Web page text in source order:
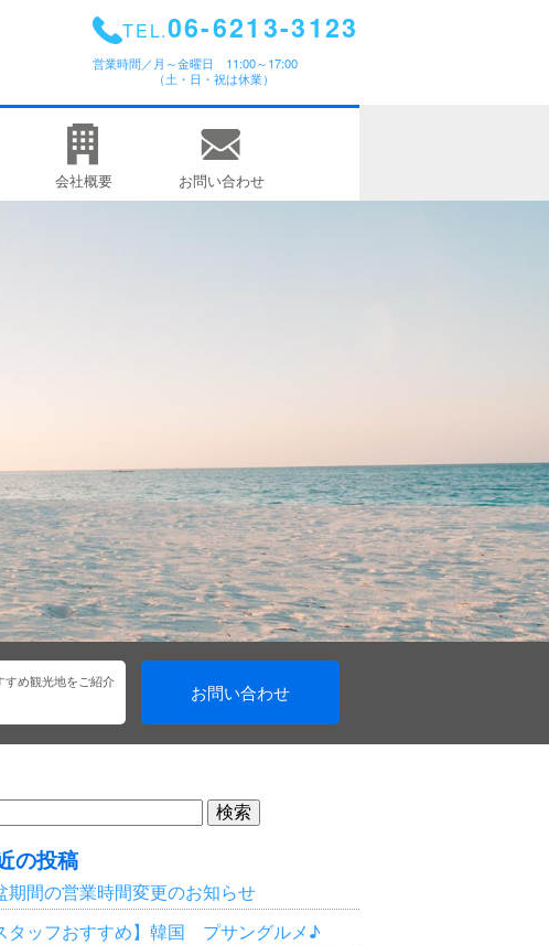
TEL.06-6213-3123
営業時間／ 月～金曜日 11:00～17:00
（土・日・祝は休業）
会社概要 お問い合わせ
すめ観光地をご紹介 お問い合わせ
の投稿
期間の営業時間変更のお知らせ
タッフおすすめ】韓国 プサングルメ♪